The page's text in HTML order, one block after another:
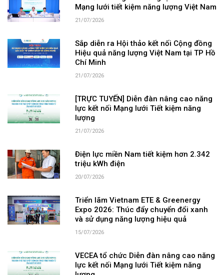
Mạng lưới tiết kiệm năng lượng Việt Nam
21/07/2026
Sắp diễn ra Hội thảo kết nối Cộng đồng
Hiệu quả năng lượng Việt Nam tại TP Hồ
Chí Minh
21/07/2026
[TRỰC TUYẾN] Diễn đàn nâng cao năng
lực kết nối Mạng lưới Tiết kiệm năng
lượng
21/07/2026
Điện lực miền Nam tiết kiệm hơn 2.342
triệu kWh điện
20/07/2026
Triển lãm Vietnam ETE & Greenergy
Expo 2026: Thúc đẩy chuyển đổi xanh
và sử dụng năng lượng hiệu quả
15/07/2026
VECEA tổ chức Diễn đàn nâng cao năng
lực kết nối Mạng lưới Tiết kiệm năng